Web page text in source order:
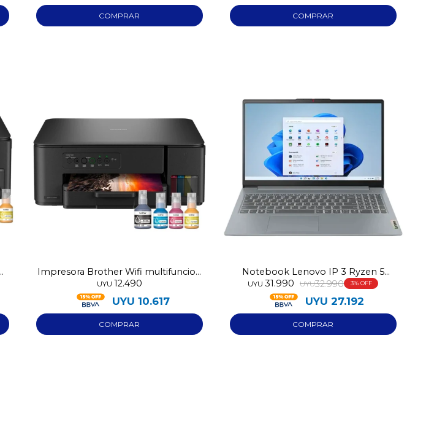
Impresora Brother Wifi multifuncion
DCP-T430
UYU 12.490
UYU 10.617
Notebook Lenovo IP 3 Ryzen 5
512GB 15AMN8
UYU 31.990 UYU32.990 3
UYU 27.192